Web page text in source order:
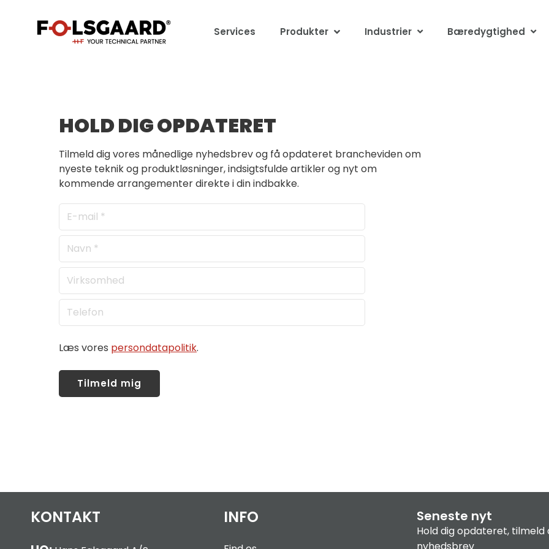
Services Produkter Industrier Bæredygtighed
HOLD DIG OPDATERET
Tilmeld dig vores månedlige nyhedsbrev og få opdateret brancheviden om
nyeste teknik og produktløsninger, indsigtsfulde artikler og nyt om
kommende arrangementer direkte i din indbakke.
Læs vores persondatapolitik.
KONTAKT INFO Seneste nyt
Hold dig opdateret, tilmeld